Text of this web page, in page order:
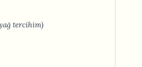
tercihim)